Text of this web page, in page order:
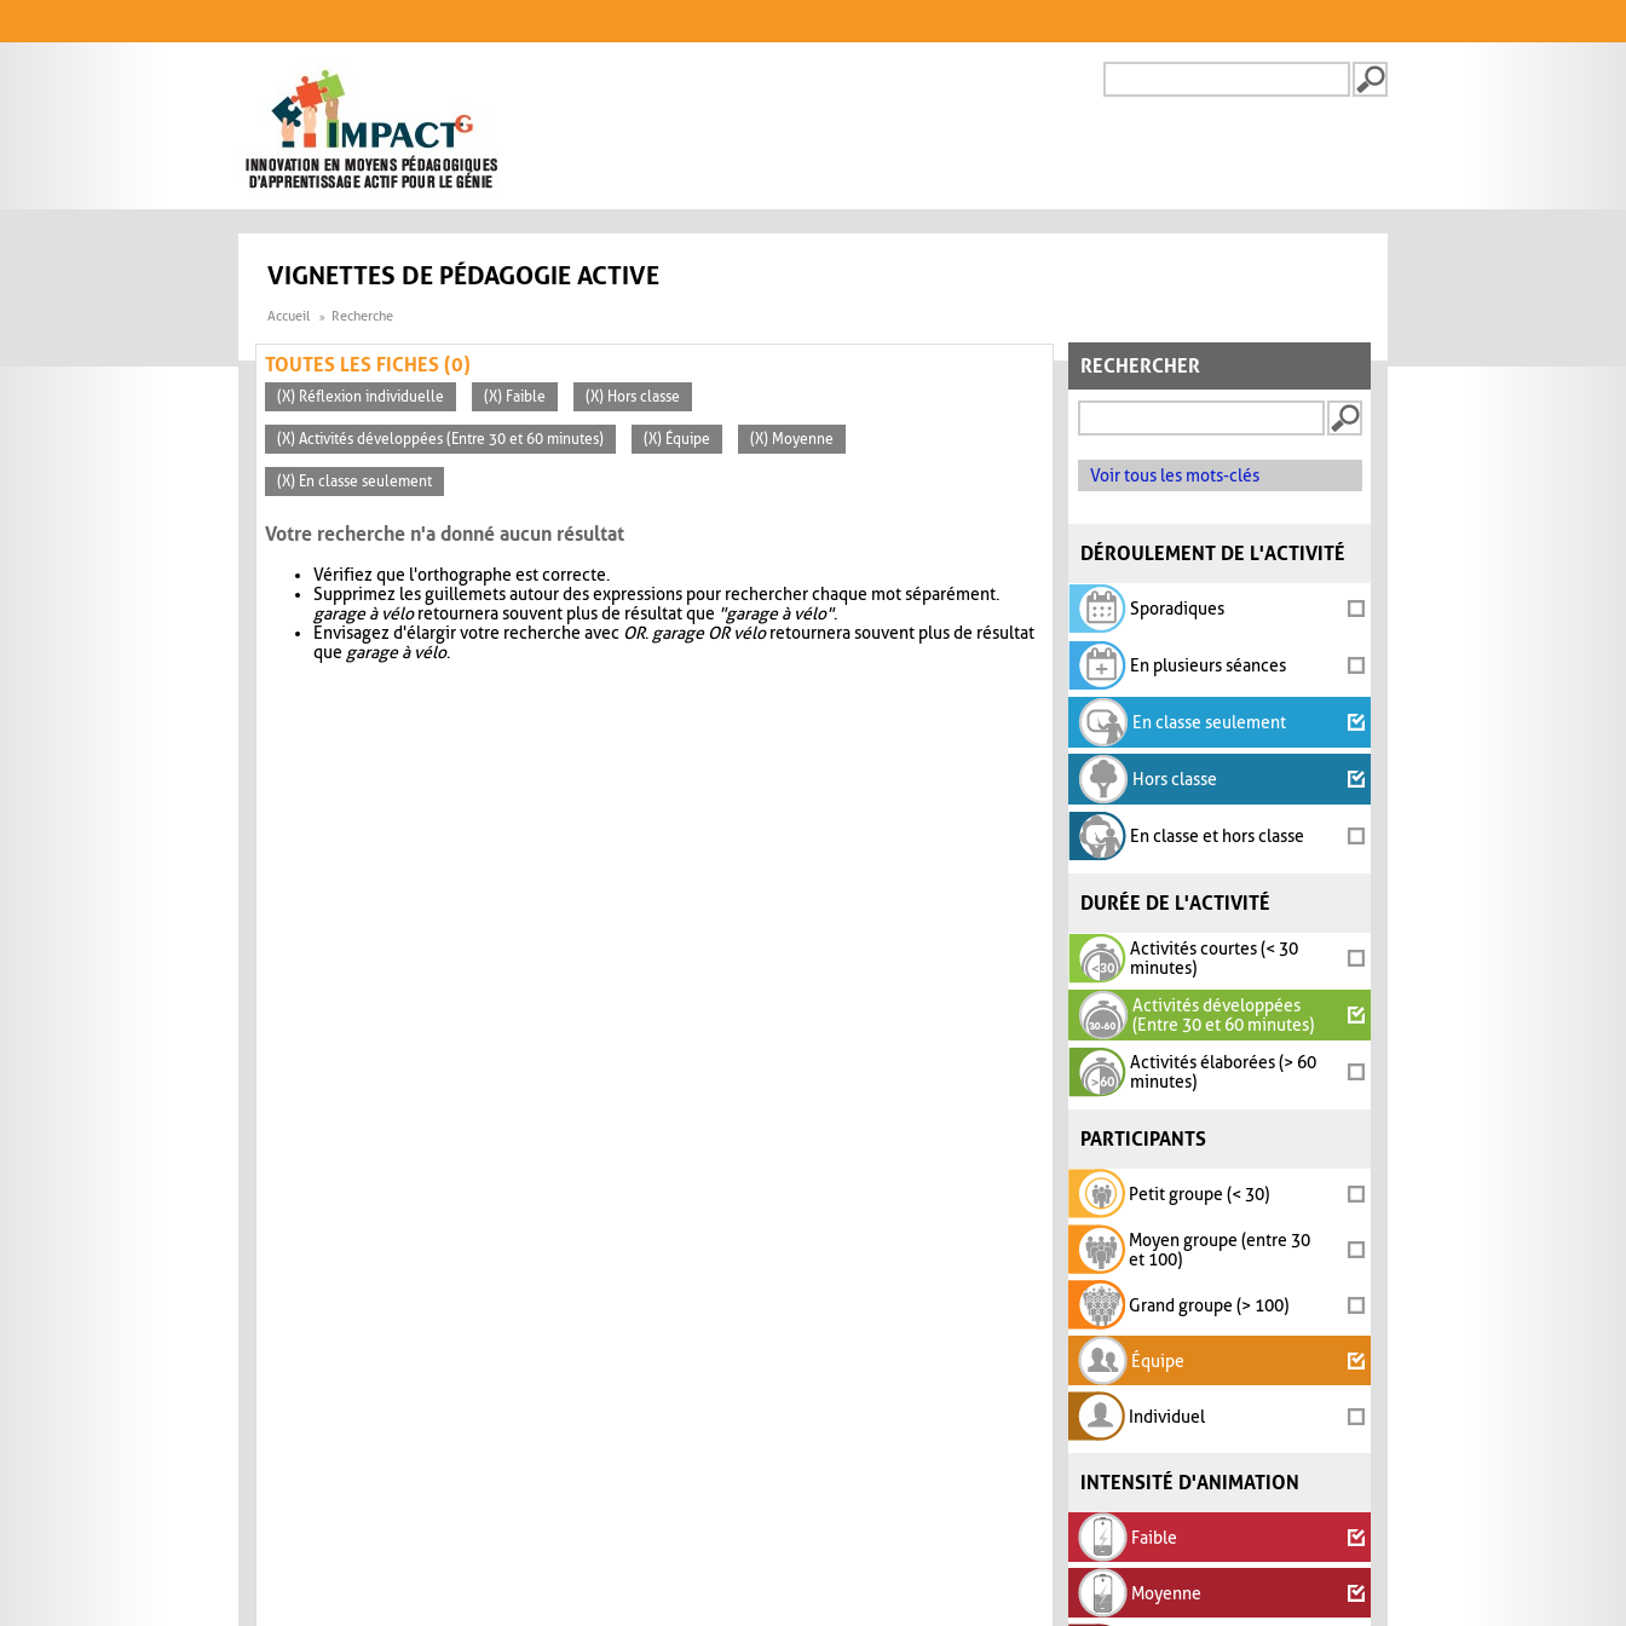
FORMULAIRE DE
VIGNETTES DE PÉDAGOGIE ACTIVE
Accueil Recherche
RECHERCHER
Voir tous les mots-clés
DÉROULEMENT DE L'ACTIVITÉ
Sporadiques
En plusieurs séances
En classe seulement
Hors classe
En classe et hors classe
DURÉE DE L'ACTIVITÉ
Activités courtes (< 30
minutes)
Activités développées
(Entre 30 et 60 minutes)
Activités élaborées (> 60
minutes)
PARTICIPANTS
Petit groupe (< 30)
Moyen groupe (entre 30
et 100)
Grand groupe (> 100)
Équipe
Individuel
INTENSITÉ D'ANIMATION
Faible
Moyenne
TOUTES LES FICHES (0)
(X) Réflexion individuelle (X) Faible (X) Hors classe
(X) Activités développées (Entre 30 et 60 minutes) (X) Équipe (X) Moyenne
(X) En classe seulement
Votre recherche n'a donné aucun résultat
Vérifiez que l'orthographe est correcte.
Supprimez les guillemets autour des expressions pour rechercher chaque mot séparément.
garage à véloretournera souvent plus de résultat que "garage à vélo".
Envisagez d'élargir votre recherche avec OR. garage OR véloretournera souvent plus de résultat
que garage à vélo.